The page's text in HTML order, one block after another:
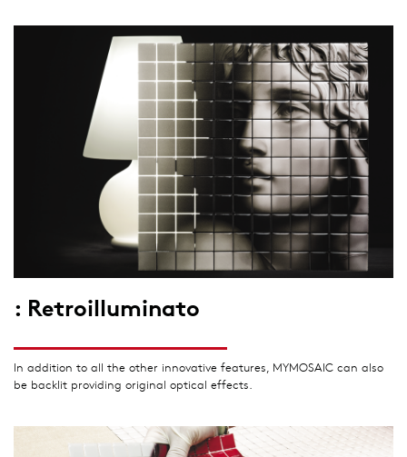
: Retroilluminato
In addition to all the other innovative features, MYMOSAIC can also
be backlit providing original optical effects.